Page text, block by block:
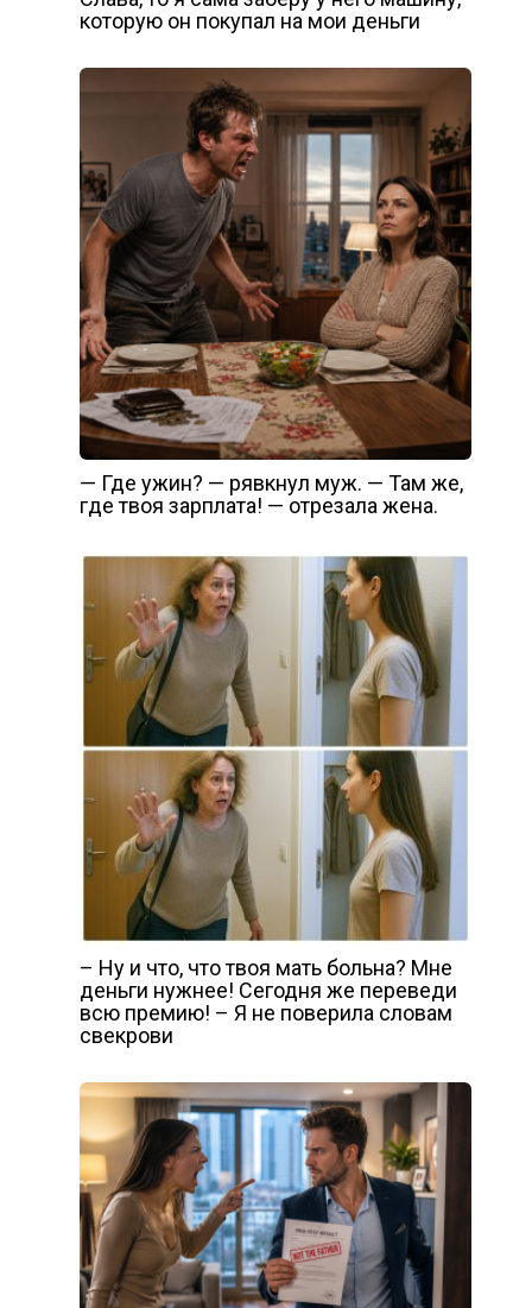
которую он покупал на мои деньги
— Где ужин? — рявкнул муж. — Там же,
где твоя зарплата! — отрезала жена.
– Ну и что, что твоя мать больна? Мне
деньги нужнее! Сегодня же переведи
всю премию! – Я не поверила словам
свекрови